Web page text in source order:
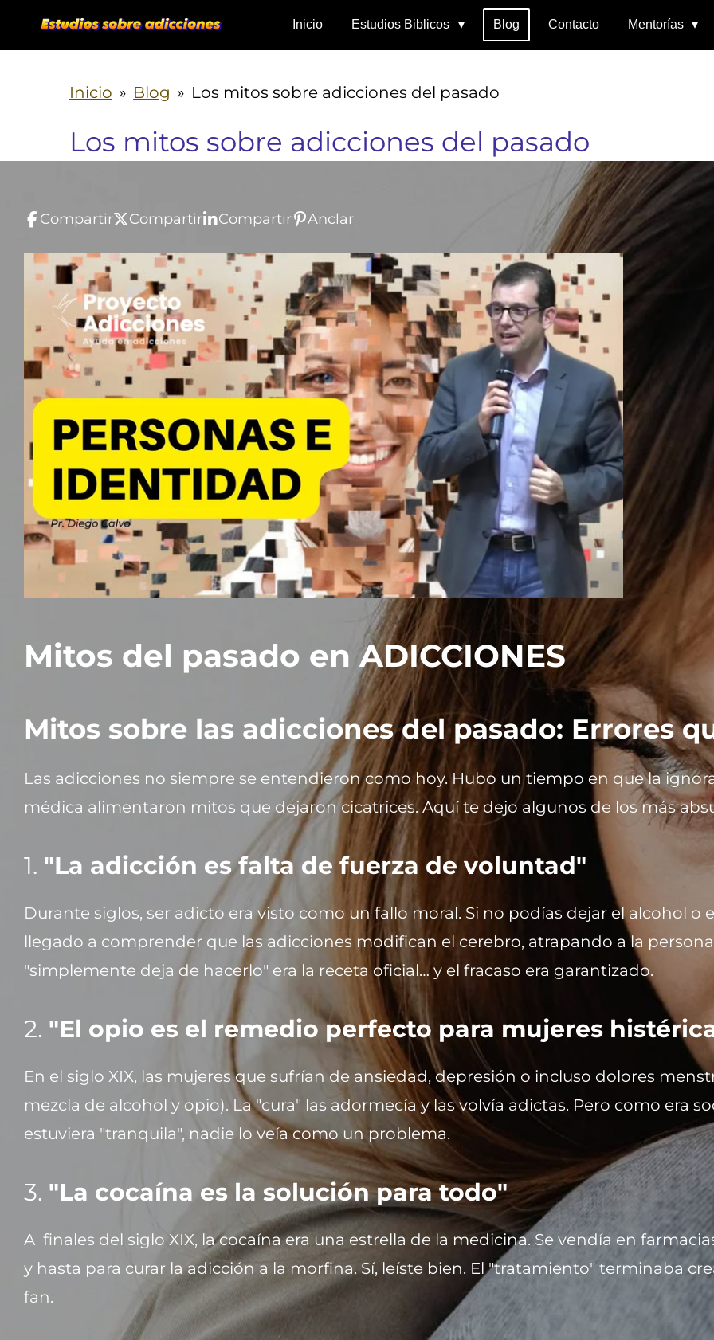
al
Inicio Estudios Biblicos Blog Contacto Mentorías
Inicio » Blog » Los mitos sobre adicciones del pasado
Los mitos sobre adicciones del pasado
Compartir Compartir Compartir Anclar
Mitos del pasado en ADICCIONES
Mitos sobre las adicciones del pasado: Errores
Las adicciones no siempre se entendieron como hoy. Hubo un tiempo en que la
médica alimentaron mitos que dejaron cicatrices. Aquí te dejo algunos de los más
1. "La adicción es falta de fuerza de voluntad"
Durante siglos, ser adicto era visto como un fallo moral. Si no podías dejar el alcohol o
llegado a comprender que las adicciones modifican el cerebro, atrapando a la
"simplemente deja de hacerlo" era la receta oficial… y el fracaso era garantizado.
2. "El opio es el remedio perfecto para mujeres
En el siglo XIX, las mujeres que sufrían de ansiedad, depresión o incluso dolores
mezcla de alcohol y opio). La "cura" las adormecía y las volvía adictas. Pero como era
estuviera "tranquila", nadie lo veía como un problema.
3. "La cocaína es la solución para todo"
A finales del siglo XIX, la cocaína era una estrella de la medicina. Se vendía en
y hasta para curar la adicción a la morfina. Sí, leíste bien. El "tratamiento" terminaba
fan.